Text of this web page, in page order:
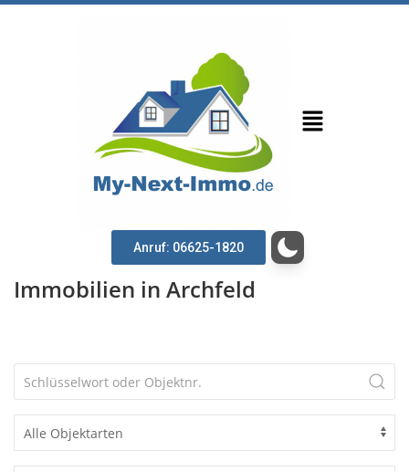
Anruf: 06625-1820
Immobilien in Archfeld